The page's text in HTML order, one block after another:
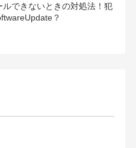
ルできないときの対処法！犯
？